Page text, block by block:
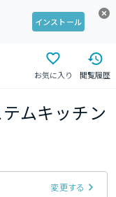
インストール
お気に入り 閲覧履歴
ムキッチン
変更する